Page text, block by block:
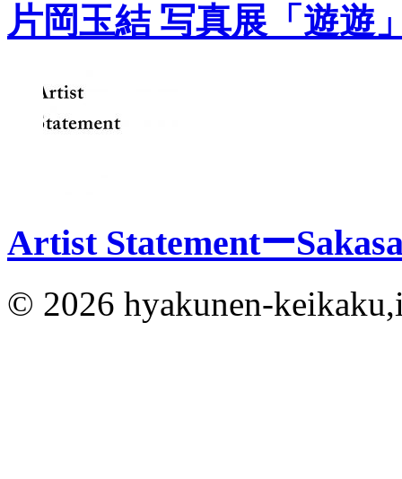
片岡玉結 写真展「遊遊
Artist Statementー
© 2026 hyakunen-